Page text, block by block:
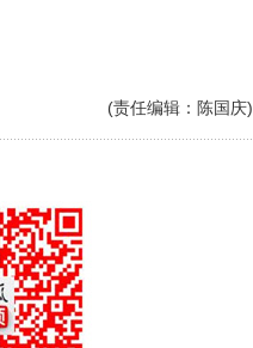
(责任编辑：陈国庆)